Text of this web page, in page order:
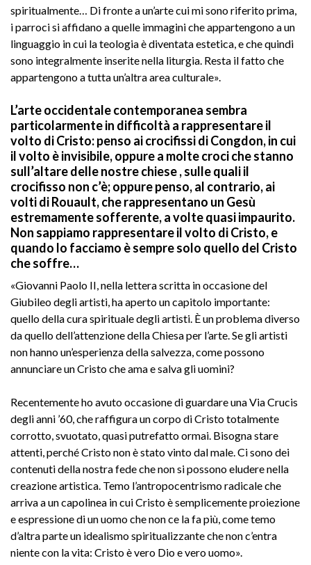
spiritualmente… Di fronte a un’arte cui mi sono riferito prima,
i parroci si affidano a quelle immagini che appartengono a un
linguaggio in cui la teologia è diventata estetica, e che quindi
sono integralmente inserite nella liturgia. Resta il fatto che
appartengono a tutta un’altra area culturale».
L’arte occidentale contemporanea sembra
particolarmente in difficoltà a rappresentare il
volto di Cristo: penso ai crocifissi di Congdon, in cui
il volto è invisibile, oppure a molte croci che stanno
sull’altare delle nostre chiese , sulle quali il
crocifisso non c’è; oppure penso, al contrario, ai
volti di Rouault, che rappresentano un Gesù
estremamente sofferente, a volte quasi impaurito.
Non sappiamo rappresentare il volto di Cristo, e
quando lo facciamo è sempre solo quello del Cristo
che soffre…
«Giovanni Paolo II, nella lettera scritta in occasione del
Giubileo degli artisti, ha aperto un capitolo importante:
quello della cura spirituale degli artisti. È un problema diverso
da quello dell’attenzione della Chiesa per l’arte. Se gli artisti
non hanno un’esperienza della salvezza, come possono
annunciare un Cristo che ama e salva gli uomini?
Recentemente ho avuto occasione di guardare una Via Crucis
degli anni ’60, che raffigura un corpo di Cristo totalmente
corrotto, svuotato, quasi putrefatto ormai. Bisogna stare
attenti, perché Cristo non è stato vinto dal male. Ci sono dei
contenuti della nostra fede che non si possono eludere nella
creazione artistica. Temo l’antropocentrismo radicale che
arriva a un capolinea in cui Cristo è semplicemente proiezione
e espressione di un uomo che non ce la fa più, come temo
d’altra parte un idealismo spiritualizzante che non c’entra
niente con la vita: Cristo è vero Dio e vero uomo».